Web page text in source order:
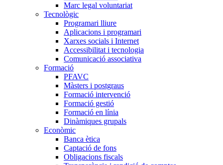
Marc legal voluntariat
Tecnològic
Programari lliure
Aplicacions i programari
Xarxes socials i Internet
Accessibilitat i tecnologia
Comunicació associativa
Formació
PFAVC
Màsters i postgraus
Formació intervenció
Formació gestió
Formació en línia
Dinàmiques grupals
Econòmic
Banca ètica
Captació de fons
Obligacions fiscals